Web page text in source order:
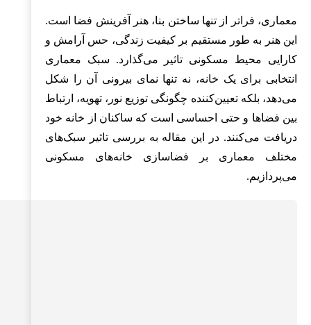
معماری، فراتر از تنها ساختن بنا، هنر آفرینش فضا است.
این هنر به طور مستقیم بر کیفیت زندگی، حس آرامش و
کارایی محیط مسکونی تاثیر می‌گذارد. سبک معماری
انتخابی برای یک خانه، نه تنها نمای بیرونی آن را شکل
می‌دهد، بلکه تعیین‌کننده چگونگی توزیع نور، تهویه، ارتباط
بین فضاها و حتی احساسی است که ساکنان از خانه خود
دریافت می‌کنند. در این مقاله به بررسی تاثیر سبک‌های
مختلف معماری بر فضاسازی خانه‌های مسکونی
می‌پردازیم.